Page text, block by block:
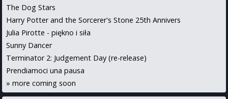
The Dog Stars
Harry Potter and the Sorcerer's Stone 25th Annivers
Julia Pirotte - piękno i siła
Sunny Dancer
Terminator 2: Judgement Day (re-release)
Prendiamoci una pausa
» more coming soon